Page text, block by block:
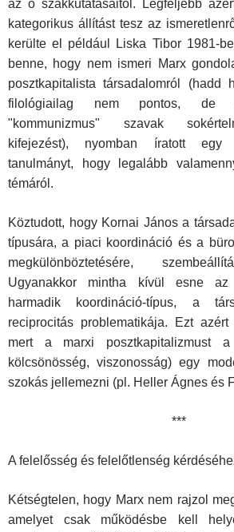
az ő szakkutatásaitól. Legfeljebb
kategorikus állítást tesz az
kerülte el például Liska Tibor 1981-
benne, hogy nem ismeri Marx
posztkapitalista társadalomról (hadd
filológiailag nem pontos, de
"kommunizmus" szavak
kifejezést), nyomban íratott egy
tanulmányt, hogy legalább
témáról.
Köztudott, hogy Kornai János a
típusára, a piaci koordináció és a
megkülönböztetésére,
Ugyanakkor mintha kívül esne az
harmadik koordináció-típus, a
reciprocitás problematikája. Ezt azért
mert a marxi posztkapitalizmust a
kölcsönösség, viszonosság) egy
szokás jellemezni (pl. Heller Ágnes és
***
A felelősség és felelőtlenség
Kétségtelen, hogy Marx nem rajzol
amelyet csak működésbe kell